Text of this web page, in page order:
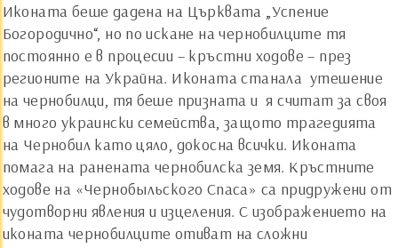
Иконата беше дадена на Църквата „Успение
Богородично“, но по искане на чернобилците тя
постоянно е в процесии – кръстни ходове – през
регионите на Украйна. Иконата станала утешение
на чернобилци, тя беше призната и я считат за своя
в много украински семейства, защото трагедията
на Чернобил като цяло, докосна всички. Иконата
помага на ранената чернобилска земя. Кръстните
ходове на «Чернобыльского Спаса» са придружени от
чудотворни явления и изцеления. С изображението на
иконата чернобилците отиват на сложни